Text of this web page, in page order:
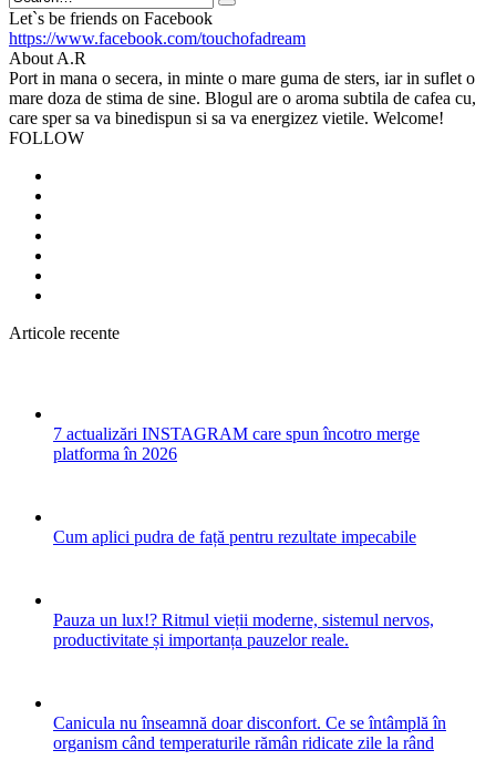
Search
Let`s be friends on Facebook
https://www.facebook.com/touchofadream
About A.R
Port in mana o secera, in minte o mare guma de sters, iar in suflet o
mare doza de stima de sine. Blogul are o aroma subtila de cafea cu,
care sper sa va binedispun si sa va energizez vietile. Welcome!
FOLLOW
Articole recente
7 actualizări INSTAGRAM care spun încotro merge
platforma în 2026
Cum aplici pudra de față pentru rezultate impecabile
Pauza un lux!? Ritmul vieții moderne, sistemul nervos,
productivitate și importanța pauzelor reale.
Canicula nu înseamnă doar disconfort. Ce se întâmplă în
organism când temperaturile rămân ridicate zile la rând